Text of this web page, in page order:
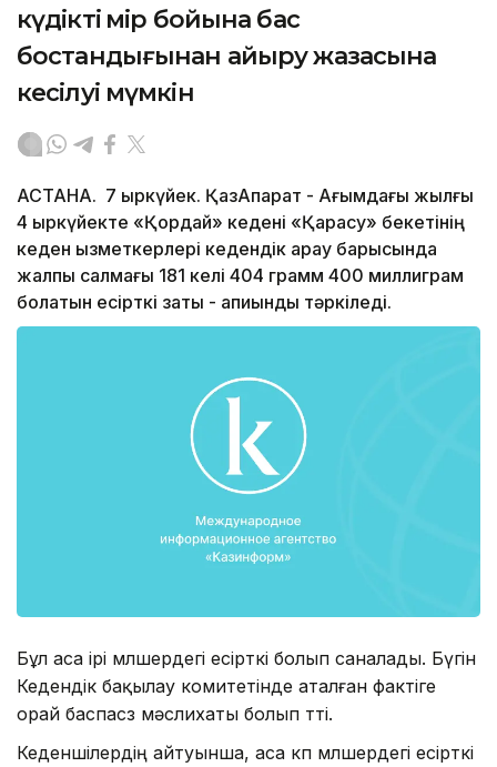
күдікті өмір бойына бас
бостандығынан айыру жазасына
кесілуі мүмкін
АСТАНА. 7 қыркүйек. ҚазАқпарат - Ағымдағы жылғы
4 қыркүйекте «Қордай» кедені «Қарасу» бекетінің
кеден қызметкерлері кедендік қарау барысында
жалпы салмағы 181 келі 404 грамм 400 миллиграм
болатын есірткі заты - апиынды тәркіледі.
Бұл аса ірі мөлшердегі есірткі болып саналады. Бүгін
Кедендік бақылау комитетінде аталған фактіге
орай баспасөз мәслихаты болып өтті.
Кеденшілердің айтуынша, аса көп мөлшердегі есірткі